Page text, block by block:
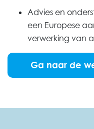
Advies en
een Europese
verwerking van
Ga naar de